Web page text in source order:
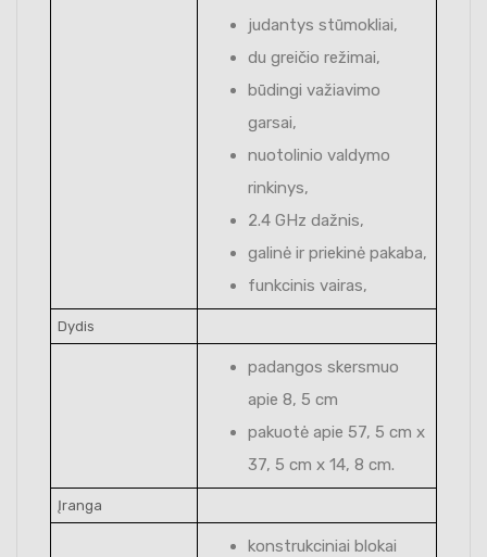
judantys stūmokliai,
du greičio režimai,
būdingi važiavimo
garsai,
nuotolinio valdymo
rinkinys,
2.4 GHz dažnis,
galinė ir priekinė pakaba,
funkcinis vairas,
Dydis
padangos skersmuo
apie 8, 5 cm
pakuotė apie 57, 5 cm x
37, 5 cm x 14, 8 cm.
Įranga
konstrukciniai blokai